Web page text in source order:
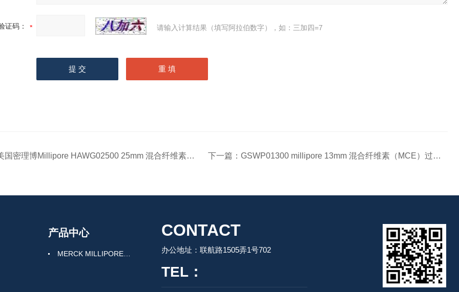
证码： 请输入计算结果（填写阿拉伯数字），如：三加四=7
国密理博Millipore HAWG02500 25mm 混合纤维素滤膜 下一篇：GSWP01300 millipore 13mm 混合纤维素（MCE）过滤膜
产品中心 CONTACT
办公地址：联航路1505弄1号702
TEL：